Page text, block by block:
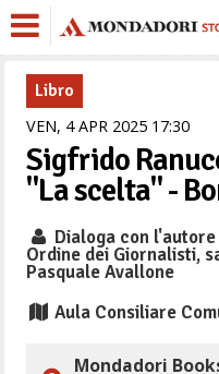
Libro
VEN, 4 APR 2025 1730
Sigfrido
"La scelta" -
Dialoga con
Ordine dei Giornalisti,
Pasquale Avallone
Aula Consiliare
Mondadori